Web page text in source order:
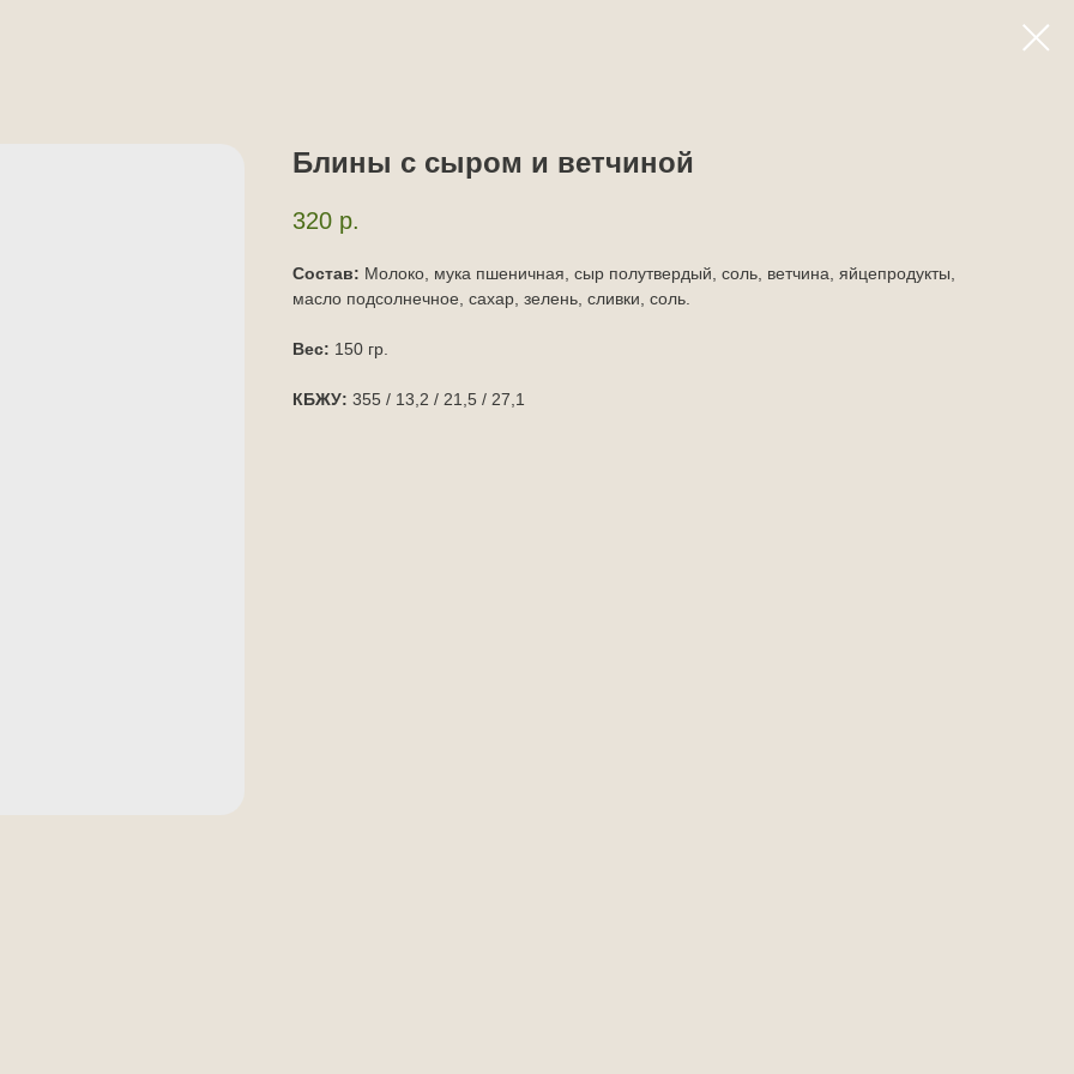
Блины с сыром и ветчиной
320 р.
Состав: Молоко, мука пшеничная, сыр полутвердый, соль, ветчина, яйцепродукты,
масло подсолнечное, сахар, зелень, сливки, соль.
Вес: 150 гр.
КБЖУ: 355 / 13,2 / 21,5 / 27,1